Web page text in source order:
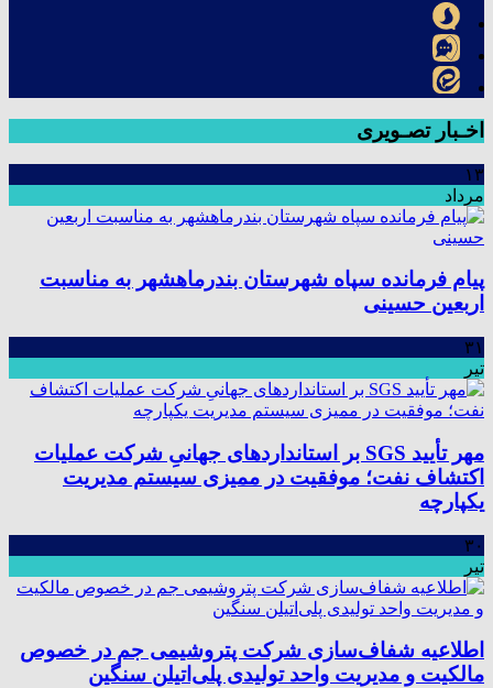
اخـبار تصـویری
۱۳
مرداد
پیام فرمانده سپاه شهرستان بندرماهشهر به مناسبت
اربعین حسینی
۳۱
تیر
مهر تأیید SGS بر استانداردهای جهانیِ شرکت عملیات
اکتشاف نفت؛ موفقیت در ممیزی سیستم مدیریت
یکپارچه
۳۰
تیر
اطلاعیه شفاف‌سازی شرکت پتروشیمی جم در خصوص
مالکیت و مدیریت واحد تولیدی پلی‌اتیلن سنگین